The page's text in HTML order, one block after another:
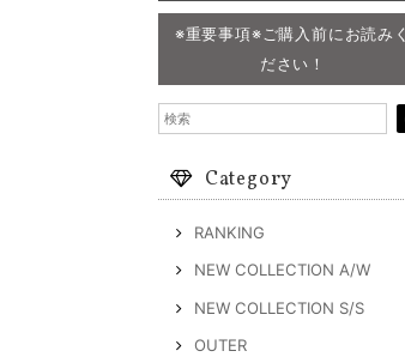
※重要事項※ご購入前にお読みく
ださい！
Category
RANKING
NEW COLLECTION A/W
NEW COLLECTION S/S
OUTER